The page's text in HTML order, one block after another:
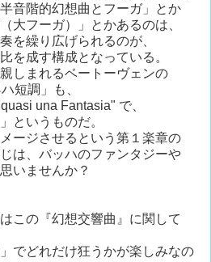
音階的幻想曲とフーガ」とか
大フーガ）」とかあるのは、
を繰り広げられるのが、
を成す構成となっている。
しまれるベートーヴェンの
短調」も、
una Fantasia" で、
というものだ。
ージさせるという第１楽章の
は、バッハのファンタジーや
いませんか？
この『幻想交響曲』に関して
でどれだけ狂うかが楽しみなの